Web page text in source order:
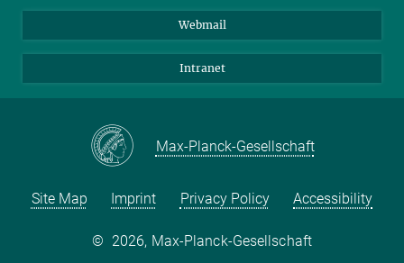
YouTube
Webmail
Intranet
Max-Planck-Gesellschaft
Site Map Imprint Privacy Policy Accessibility
© 2026, Max-Planck-Gesellschaft